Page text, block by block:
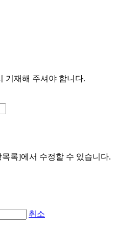
기재해 주셔야 합니다.
록]에서 수정할 수 있습니다.
취소